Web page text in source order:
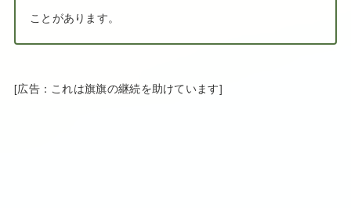
ことがあります。
[広告：これは旗旗の継続を助けています]